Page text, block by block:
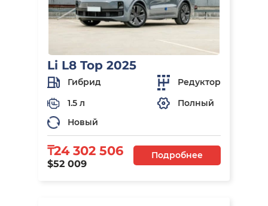
Li L8 Top 2025
Гибрид
Редуктор
1.5 л
Полный
Новый
₸24 302 506
$52 009
Подробнее